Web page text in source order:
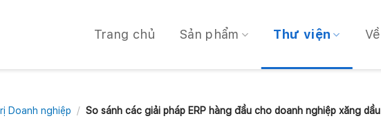
Trang chủ Sản phẩm Thư viện
Doanh nghiệp / So sánh các giải pháp ERP hàng đầu cho doanh nghiệp xăng dầu